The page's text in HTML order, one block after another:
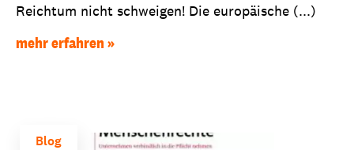
Reichtum nicht schweigen! Die europäische (...)
mehr erfahren
Blog